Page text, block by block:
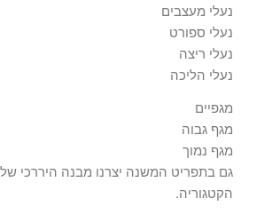
נעלי מעצבים
נעלי ספורט
נעלי ריצה
נעלי הליכה
מגפיים
מגף גבוה
מגף נמוך
גם בתפריט המשנה יצרנו מבנה היררכי
הקטגוריה.